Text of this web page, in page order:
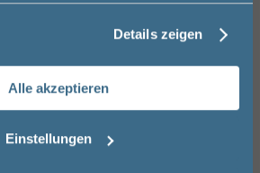
Details zeigen
Alle akzeptieren
Einstellungen
innerhalb Deutschlands